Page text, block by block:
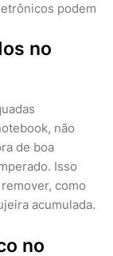
podem
no
não
de boa
Isso
como
acumulada.
no